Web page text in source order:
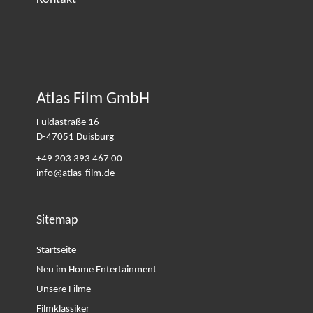
Atlas Film GmbH
Fuldastraße 16
D-47051 Duisburg
+49 203 393 467 00
info@atlas-film.de
Sitemap
Startseite
Neu im Home Entertainment
Unsere Filme
Filmklassiker